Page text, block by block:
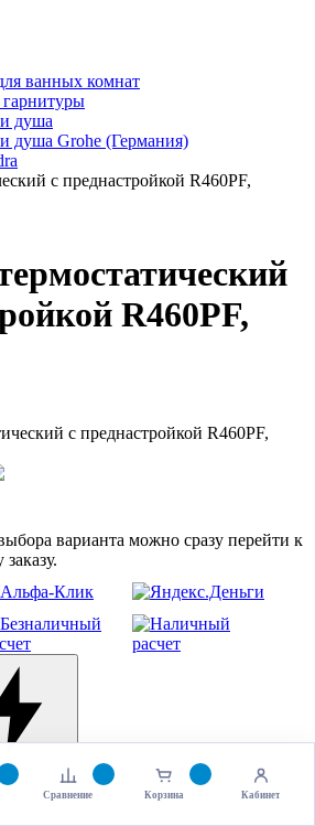
ванных комнат
душа
душа Grohe (Германия)
c преднастройкой R460PF,
R460PF,
варианта можно сразу перейти к
в 1 клик
Сравнение Корзина Кабинет